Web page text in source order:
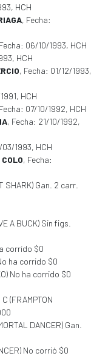
HCH
, Fecha:
06/10/1993, HCH
HCH
, Fecha: 01/12/1993,
HCH
07/10/1992, HCH
, Fecha: 21/10/1992,
1993, HCH
, Fecha:
SHARK) Gan. 2 carr.
A BUCK) Sin figs.
corrido $0
ha corrido $0
No ha corrido $0
C (FRAMPTON
DANCER) Gan.
No corrió $0